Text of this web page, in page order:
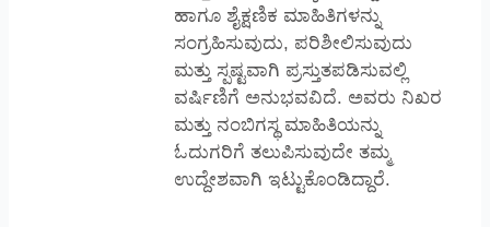
ಹಾಗೂ ಶೈಕ್ಷಣಿಕ ಮಾಹಿತಿಗಳನ್ನು
ಸಂಗ್ರಹಿಸುವುದು, ಪರಿಶೀಲಿಸುವುದು
ಮತ್ತು ಸ್ಪಷ್ಟವಾಗಿ ಪ್ರಸ್ತುತಪಡಿಸುವಲ್ಲಿ
ವರ್ಷಿಣಿಗೆ ಅನುಭವವಿದೆ. ಅವರು ನಿಖರ
ಮತ್ತು ನಂಬಿಗಸ್ಥ ಮಾಹಿತಿಯನ್ನು
ಓದುಗರಿಗೆ ತಲುಪಿಸುವುದೇ ತಮ್ಮ
ಉದ್ದೇಶವಾಗಿ ಇಟ್ಟುಕೊಂಡಿದ್ದಾರೆ.